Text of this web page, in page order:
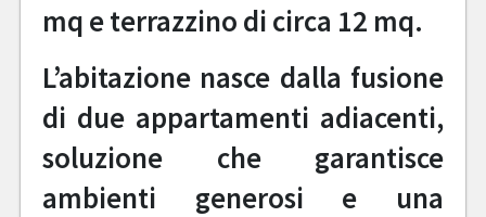
mq e terrazzino di circa 12 mq.
L’abitazione nasce dalla fusione
di due appartamenti adiacenti,
soluzione che garantisce
ambienti generosi e una